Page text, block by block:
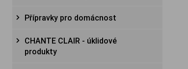
Přípravky pro domácnost
CHANTE CLAIR - úklidové
produkty